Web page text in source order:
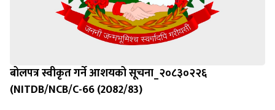
बोलपत्र स्वीकृत गर्ने आशयको सूचना_२०८३०२२६
(NITDB/NCB/C-66 (2082/83)